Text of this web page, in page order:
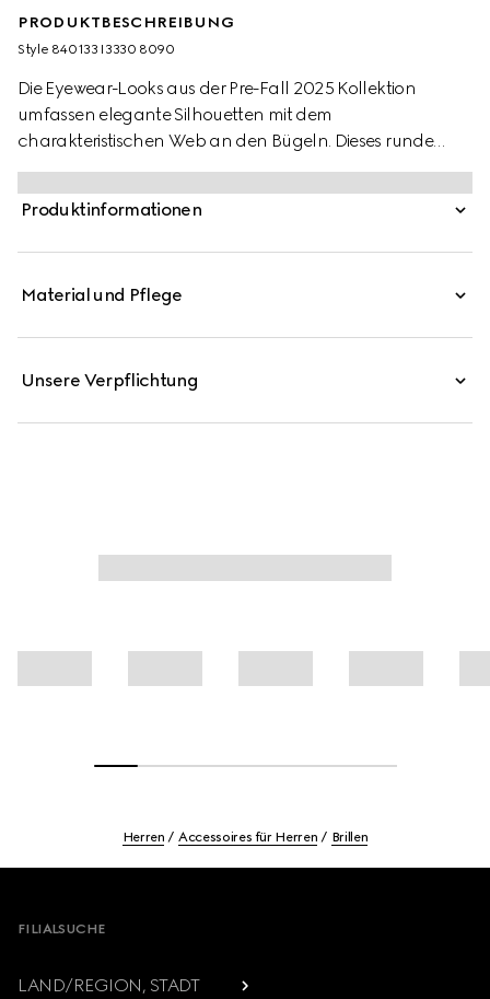
PRODUKTBESCHREIBUNG
Style ‎840133 I3330 8090
Die Eyewear-Looks aus der Pre-Fall 2025 Kollektion
umfassen elegante Silhouetten mit dem
charakteristischen Web an den Bügeln. Dieses runde
Brillengestell kombiniert ein Design aus
hellgoldfarbenem Metall mit einem Web-Detail, einem
gravierten Gucci Logo und Bügelenden in
Produktinformationen
Material und Pflege
Unsere Verpflichtung
Herren Accessoires für Herren Brillen
FILIALSUCHE
LAND/REGION, STADT